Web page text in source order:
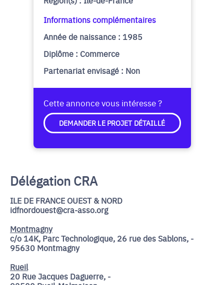
Informations complémentaires
Année de naissance : 1985
Diplôme : Commerce
Partenariat envisagé : Non
Cette annonce vous intéresse ?
DEMANDER LE PROJET DÉTAILLÉ
Délégation CRA
ILE DE FRANCE OUEST & NORD
idfnordouest@cra-asso.org
Montmagny
c/o 14K, Parc Technologique, 26 rue des Sablons, -
95630 Montmagny
Rueil
20 Rue Jacques Daguerre, -